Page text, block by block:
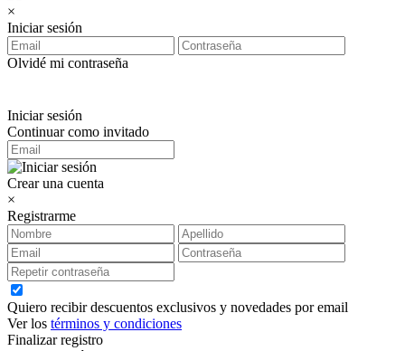
×
Iniciar sesión
Olvidé mi contraseña
Iniciar sesión
Continuar como invitado
Crear una cuenta
×
Registrarme
Quiero recibir descuentos exclusivos y novedades por email
Ver los términos y condiciones
Finalizar registro